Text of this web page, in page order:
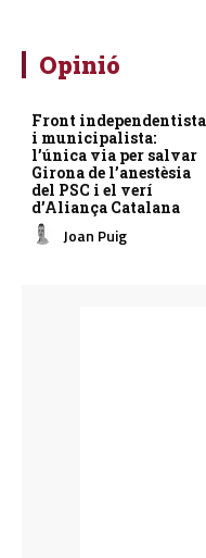
Opinió
Front independentista
i municipalista:
l’única via per salvar
Girona de l’anestèsia
del PSC i el verí
d’Aliança Catalana
Joan Puig